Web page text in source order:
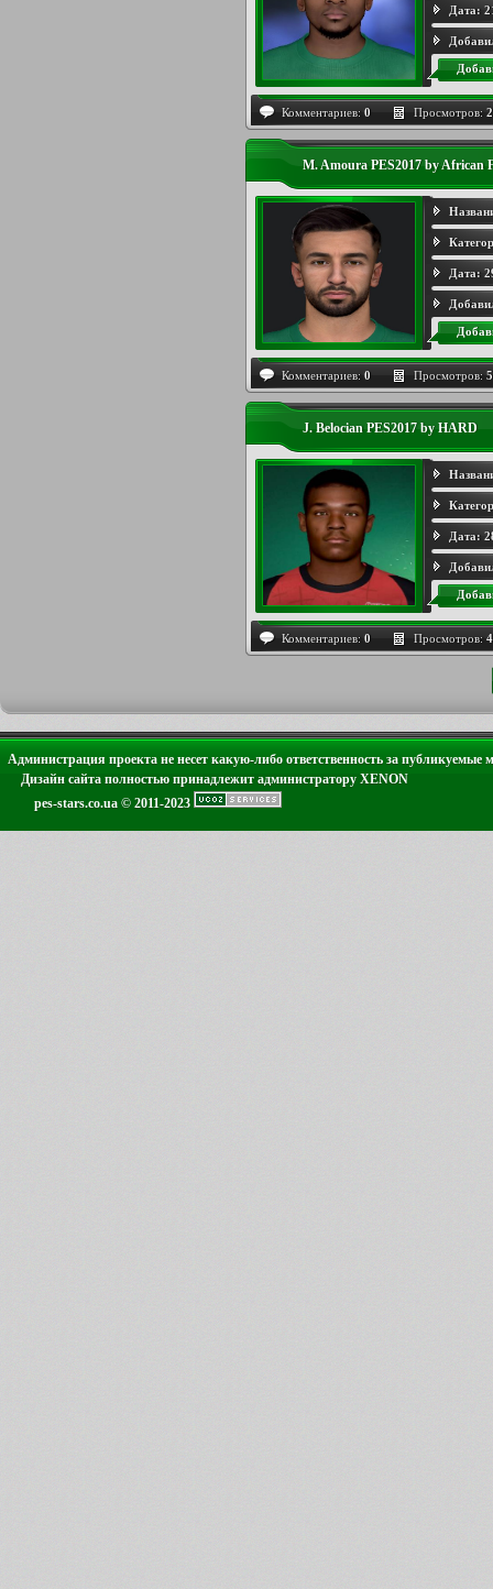
Дата:
Комментариев: 0 Просмотров:
M. Amoura PES2017 by African
Дата:
Комментариев: 0 Просмотров:
J. Belocian PES2017 by HARD
Дата:
Комментариев: 0 Просмотров:
Администрация проекта не несет какую-либо ответственность за публикуемые
Дизайн сайта полностью принадлежит администратору XENON
pes-stars.co.ua © 2011-2023